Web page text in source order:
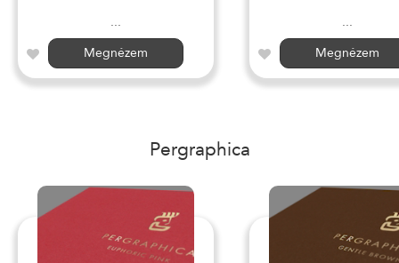
...
Megnézem
...
Megnézem
Pergraphica